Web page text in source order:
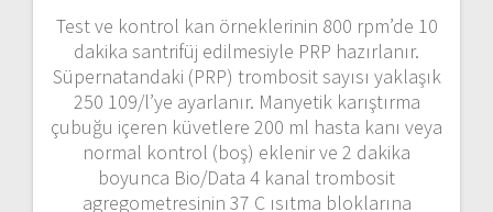
Test ve kontrol kan örneklerinin 800 rpm’de 10
dakika santrifüj edilmesiyle PRP hazırlanır.
Süpernatandaki (PRP) trombosit sayısı yaklaşık
250 109/l’ye ayarlanır. Manyetik karıştırma
çubuğu içeren küvetlere 200 ml hasta kanı veya
normal kontrol (boş) eklenir ve 2 dakika
boyunca Bio/Data 4 kanal trombosit
agregometresinin 37 C ısıtma bloklarına